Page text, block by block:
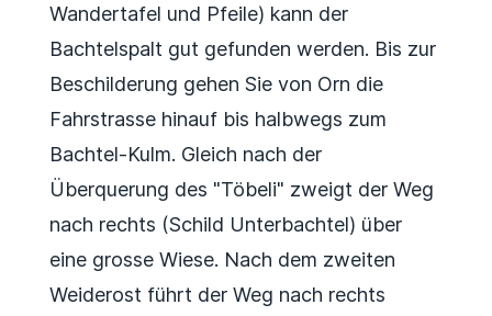
Wandertafel und Pfeile) kann der
Bachtelspalt gut gefunden werden. Bis zur
Beschilderung gehen Sie von Orn die
Fahrstrasse hinauf bis halbwegs zum
Bachtel-Kulm. Gleich nach der
Überquerung des "Töbeli" zweigt der Weg
nach rechts (Schild Unterbachtel) über
eine grosse Wiese. Nach dem zweiten
Weiderost führt der Weg nach rechts